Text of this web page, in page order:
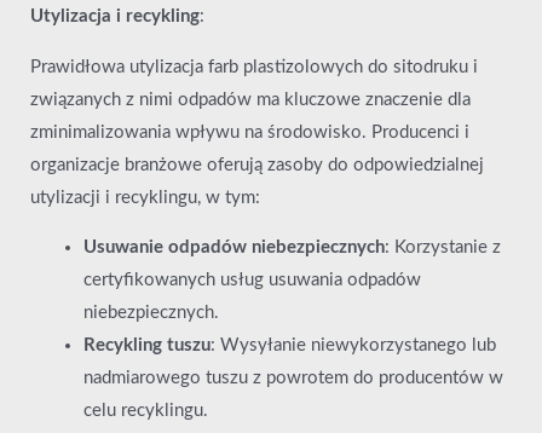
Utylizacja i recykling:
Prawidłowa utylizacja farb plastizolowych do sitodruku i
związanych z nimi odpadów ma kluczowe znaczenie dla
zminimalizowania wpływu na środowisko. Producenci i
organizacje branżowe oferują zasoby do odpowiedzialnej
utylizacji i recyklingu, w tym:
Usuwanie odpadów niebezpiecznych: Korzystanie z
certyfikowanych usług usuwania odpadów
niebezpiecznych.
Recykling tuszu: Wysyłanie niewykorzystanego lub
nadmiarowego tuszu z powrotem do producentów w
celu recyklingu.